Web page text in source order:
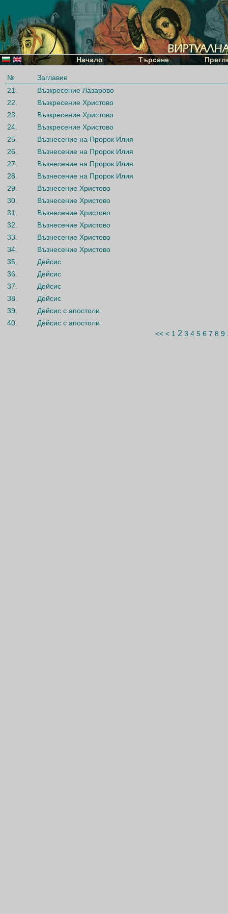
Начало Търсене
№
Заглавие
21.
Възкресение Лазарово
22.
Възкресение Христово
23.
Възкресение Христово
24.
Възкресение Христово
25.
Възнесение на Пророк Илия
26.
Възнесение на Пророк Илия
27.
Възнесение на Пророк Илия
28.
Възнесение на Пророк Илия
29.
Възнесение Христово
30.
Възнесение Христово
31.
Възнесение Христово
32.
Възнесение Христово
33.
Възнесение Христово
34.
Възнесение Христово
35.
Дейсис
36.
Дейсис
37.
Дейсис
38.
Дейсис
39.
Дейсис с апостоли
40.
Дейсис с апостоли
<< < 1 2 3 4 5 6 7 8 9